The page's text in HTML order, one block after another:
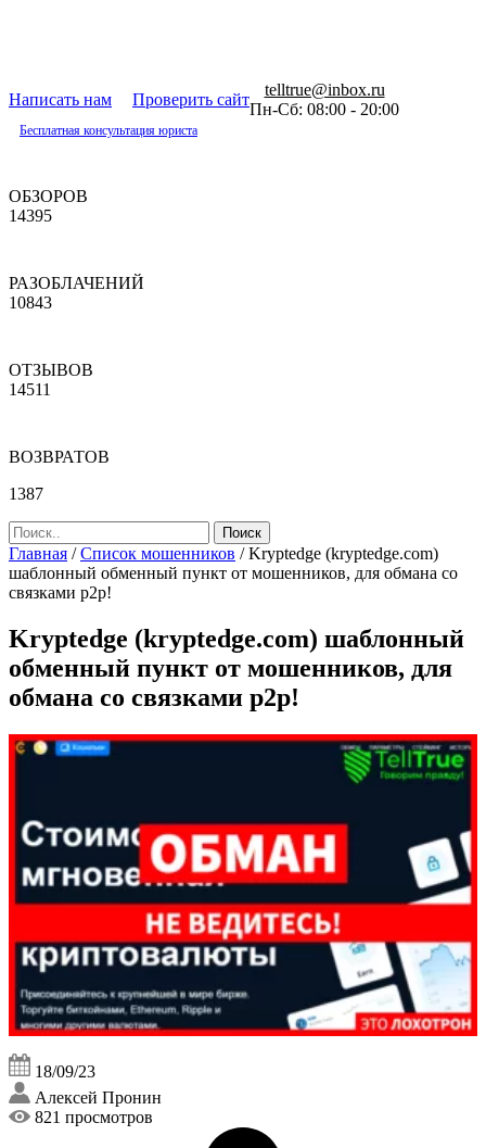
Написать нам Проверить сайт
telltrue@inbox.ru
Пн-Сб: 08:00 - 20:00
Бесплатная консультация юриста
ОБЗОРОВ
14395
РАЗОБЛАЧЕНИЙ
10843
ОТЗЫВОВ
14511
ВОЗВРАТОВ
1387
Главная /Список мошенников /Kryptedge (kryptedge.com)
шаблонный обменный пункт от мошенников, для обмана со
связками р2р!
Kryptedge (kryptedge.com) шаблонный
обменный пункт от мошенников, для
обмана со связками р2р!
18/09/23
Алексей Пронин
821 просмотров